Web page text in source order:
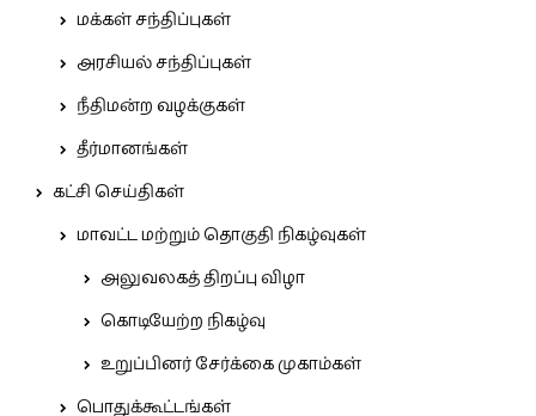
மக்கள் சந்திப்புகள்
அரசியல் சந்திப்புகள்
நீதிமன்ற வழக்குகள்
தீர்மானங்கள்
கட்சி செய்திகள்
மாவட்ட மற்றும் தொகுதி நிகழ்வுகள்
அலுவலகத் திறப்பு விழா
கொடியேற்ற நிகழ்வு
உறுப்பினர் சேர்க்கை முகாம்கள்
பொதுக்கூட்டங்கள்